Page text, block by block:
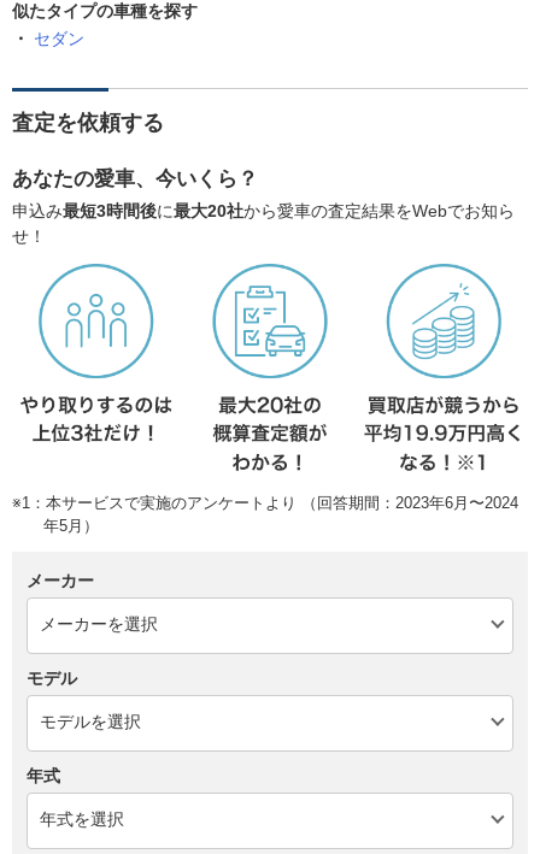
似たタイプの車種を探す
セダン
査定を依頼する
あなたの愛車、今いくら？
申込み最短3時間後に最大20社から愛車の査定結果をWebでお知ら
せ！
※1：本サービスで実施のアンケートより （回答期間：2023年6月〜2024
年5月）
メーカー
モデル
年式